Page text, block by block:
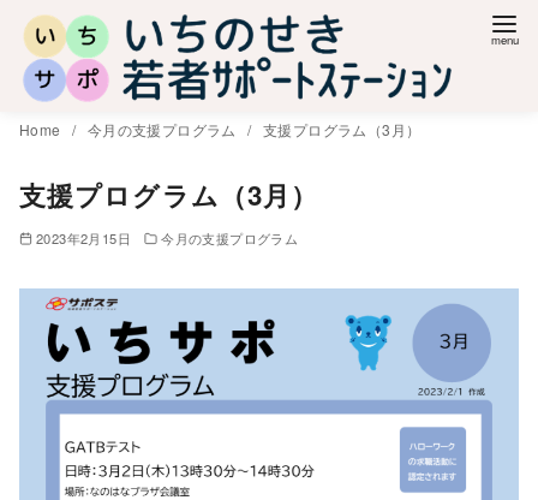
Home 今月の支援プログラム 支援プログラム（3月）
支援プログラム（3月）
2023年2月15日 今月の支援プログラム